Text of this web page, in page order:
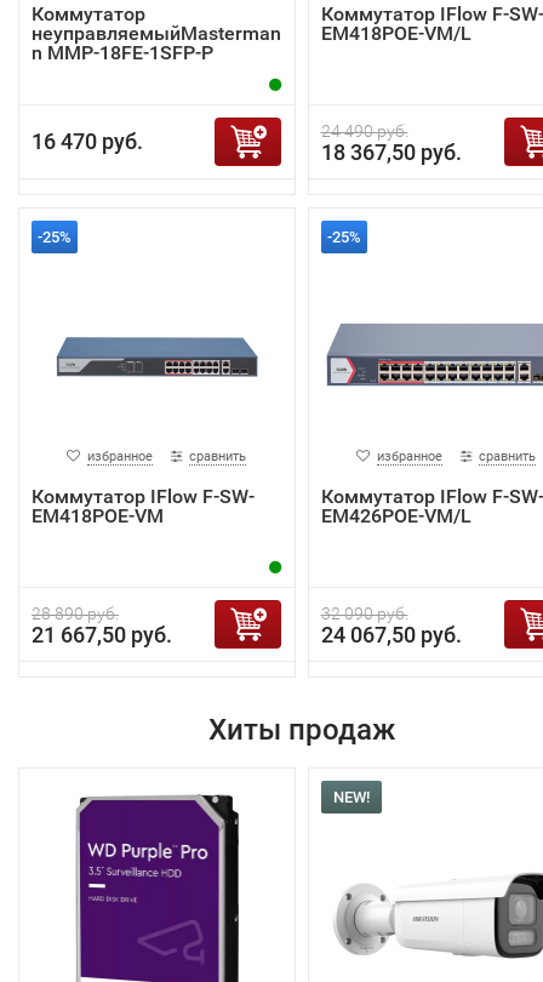
Коммутатор
неуправляемыйMasterman
n MMP-18FE-1SFP-P
16 470 руб.
Коммутатор IFlow F-SW-
EM418POE-VM/L
24 490 руб.
18 367,50 руб.
-25%
избранное сравнить
Коммутатор IFlow F-SW-
EM418POE-VM
28 890 руб.
21 667,50 руб.
-25%
избранное сравнить
Коммутатор IFlow F-SW-
EM426POE-VM/L
32 090 руб.
24 067,50 руб.
Хиты продаж
NEW!